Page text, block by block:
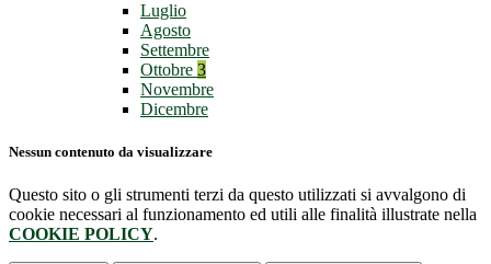
Luglio
Agosto
Settembre
Ottobre 3
Novembre
Dicembre
Nessun contenuto da visualizzare
Questo sito o gli strumenti terzi da questo utilizzati si avvalgono di
cookie necessari al funzionamento ed utili alle finalità illustrate nella
COOKIE POLICY.